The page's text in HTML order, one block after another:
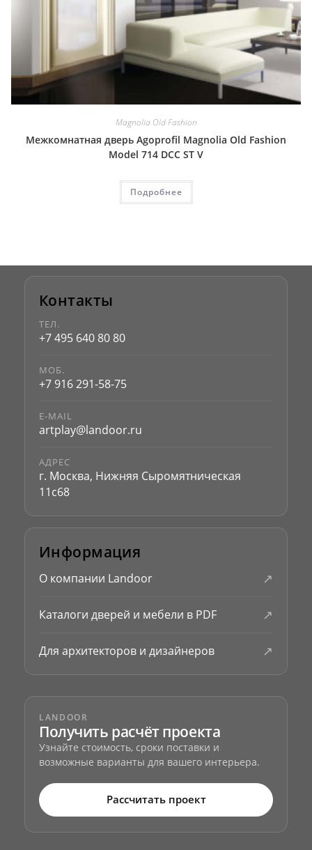
Magnolia Old Fashion
Межкомнатная дверь Agoprofil Magnolia Old Fashion
Model 714 DCC ST V
Подробнее
Контакты
ТЕЛ.
+7 495 640 80 80
МОБ.
+7 916 291-58-75
E-MAIL
artplay@landoor.ru
АДРЕС
г. Москва, Нижняя Сыромятническая
11с68
Информация
О компании Landoor ↗
Каталоги дверей и мебели в PDF ↗
Для архитекторов и дизайнеров ↗
LANDOOR
Получить расчёт проекта
Узнайте стоимость, сроки поставки и
возможные варианты для вашего интерьера.
Рассчитать проект